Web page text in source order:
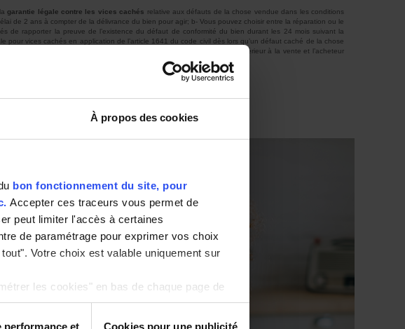
À propos des cookies
bon fonctionnement du site, pour
Accepter ces traceurs vous permet de
peut limiter l'accès à certaines
de paramétrage pour exprimer vos choix
Votre choix est valable uniquement sur
les cookies" en bas de chaque page de
lagarantie légale contre les vices cachés relative aux défauts de la chose vendue dans les conditions
de 2 ans à compter de la délivrance du bien pour agir; b- Vous pouvez choisir entre la réparation ou le
de rapporter la preuve de l’existence du défaut de conformité du bien durant les 24 mois suivant la
vices cachés en application de l’article 1641 du code civil dès lors qu’un défaut caché de la chose
donné qu’un moindre prix, s’il les avait connus. Le défaut doit être antérieur à la vente et l’acheteur
du prix conformément à l’article 1644 du code civil.